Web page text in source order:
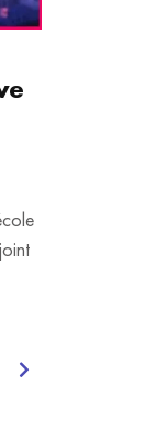
de